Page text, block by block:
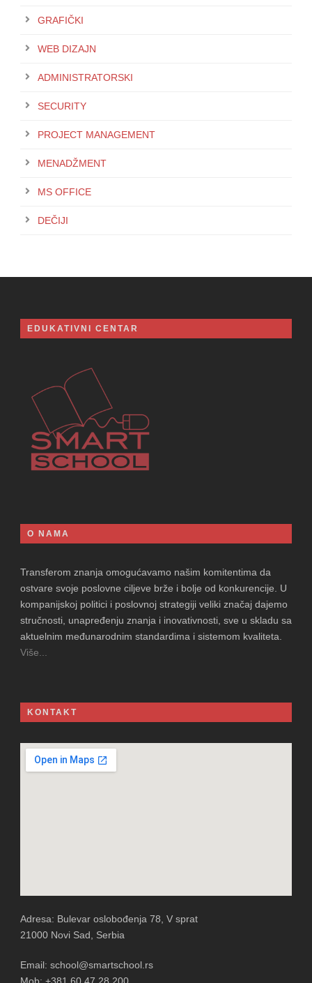
GRAFIČKI
WEB DIZAJN
ADMINISTRATORSKI
SECURITY
PROJECT MANAGEMENT
MENADŽMENT
MS OFFICE
DEČIJI
EDUKATIVNI CENTAR
O NAMA
Transferom znanja omogućavamo našim komitentima da
ostvare svoje poslovne ciljeve brže i bolje od konkurencije. U
kompanijskoj politici i poslovnoj strategiji veliki značaj dajemo
stručnosti, unapređenju znanja i inovativnosti, sve u skladu sa
aktuelnim međunarodnim standardima i sistemom kvaliteta.
Više...
KONTAKT
Adresa: Bulevar oslobođenja 78, V sprat
21000 Novi Sad, Serbia
Email: school@smartschool.rs